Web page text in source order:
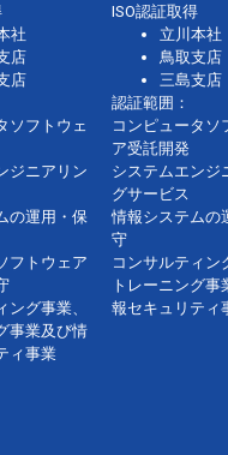
社
店
店
ソフトウェ
ジニアリン
の運用・保
フトウェア
ング事業、
事業及び情
ィ事業
ISO認証取得
立川本社
鳥取支店
三島支店
認証範囲：
コンピュータソ
ア受託開発
システムエンジ
グサービス
情報システムの
守
コンサルティン
トレーニング事
報セキュリティ